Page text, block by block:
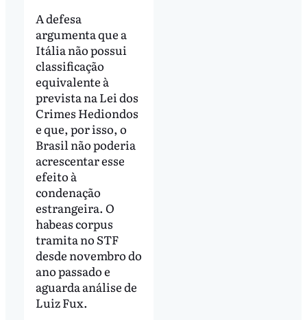
A defesa
argumenta que a
Itália não possui
classificação
equivalente à
prevista na Lei dos
Crimes Hediondos
e que, por isso, o
Brasil não poderia
acrescentar esse
efeito à
condenação
estrangeira. O
habeas corpus
tramita no STF
desde novembro do
ano passado e
aguarda análise de
Luiz Fux.